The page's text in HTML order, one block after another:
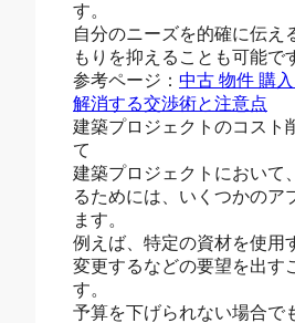
す。
自分のニーズを的確に伝え
もりを抑えることも可能で
参考ページ： 中古 物件 購
解消する交渉術と注意点
建築プロジェクトのコスト
て
建築プロジェクトにおいて
るためには、いくつかのア
ます。
例えば、特定の資材を使用
変更するなどの要望を出す
す。
予算を下げられない場合で